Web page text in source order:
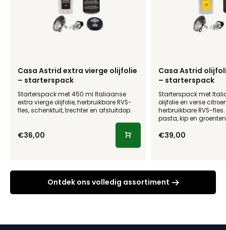
Casa Astrid extra vierge olijfolie
– starterspack
Starterspack met 450 ml Italiaanse
extra vierge olijfolie, herbruikbare RVS-
fles, schenktuit, trechter en afsluitdop.
€36,00
Casa Astrid
– starterspack
Starterspack met
olijfolie en verse
herbruikbare RVS-
pasta, kip en
€39,00
Ontdek ons volledig assortiment